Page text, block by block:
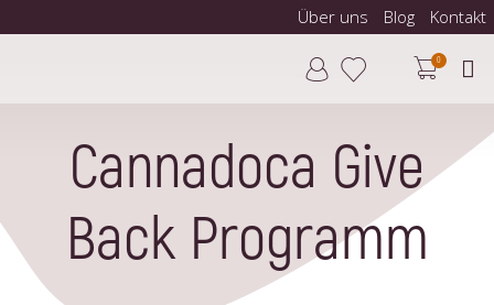
Über uns Blog Kontakt
0
Cannadoca Give
Back Programm